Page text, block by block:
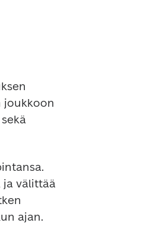
joukkoon
ja välittää
ajan.